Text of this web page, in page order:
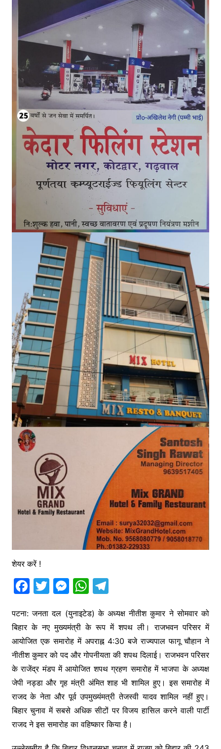
शेयर करें !
F
c
e
b
o
o
k
T
itt
er
M
s
s
e
n
g
er
W
at
s
A
p
p
T
e
gr
a
m
पटना: जनता दल (युनाइटेड) के अध्यक्ष नीतीश कुमार ने सोमवार को
बिहार के नए मुख्यमंत्री के रूप में शपथ ली। राजभवन परिसर में
आयोजित एक समारोह में अपराह्न 4:30 बजे राज्यपाल फागू चौहान ने
नीतीश कुमार को पद और गोपनीयता की शपथ दिलाई। राजभवन परिसर
के राजेंद्र मंडप में आयोजित शपथ ग्रहण समारोह में भाजपा के अध्यक्ष
जेपी नड्डा और गृह मंत्री अंमित शाह भी शामिल हुए। इस समारोह में
राजद के नेता और पूर्व उपमुख्यंमत्री तेजस्वी यादव शामिल नहीं हुए।
बिहार चुनाव में सबसे अधिक सीटों पर विजय हासिल करने वाली पार्टी
राजद ने इस समारोह का वहिष्कार किया है।